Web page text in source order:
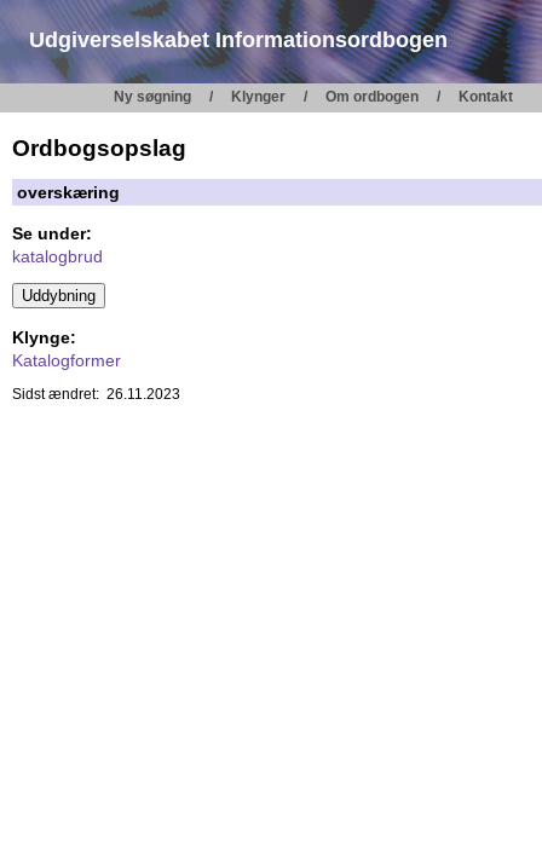
Udgiverselskabet Informationsordbogen
Ny søgning Klynger Om ordbogen Kontakt
Ordbogsopslag
overskæring
Se under:
katalogbrud
Klynge:
Katalogformer
Sidst ændret: 26.11.2023